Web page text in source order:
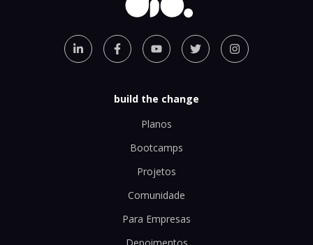
build the change
Planos
Bootcamps
Projetos
Comunidade
Para Empresas